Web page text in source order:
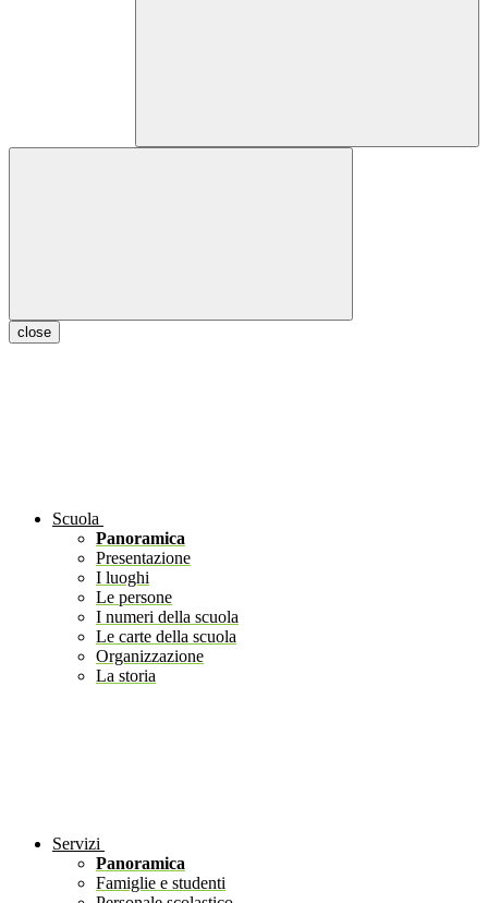
close
Scuola
Panoramica
Presentazione
I luoghi
Le persone
I numeri della scuola
Le carte della scuola
Organizzazione
La storia
Servizi
Panoramica
Famiglie e studenti